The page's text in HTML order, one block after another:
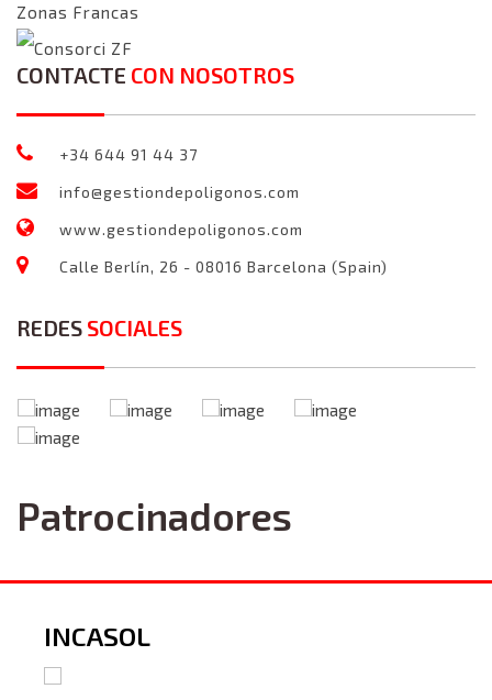
Zonas Francas
Consorci ZF
CONTACTE CON NOSOTROS
+34 644 91 44 37
info@gestiondepoligonos.com
www.gestiondepoligonos.com
Calle Berlín, 26 - 08016 Barcelona (Spain)
REDES SOCIALES
Patrocinadores
INCASOL